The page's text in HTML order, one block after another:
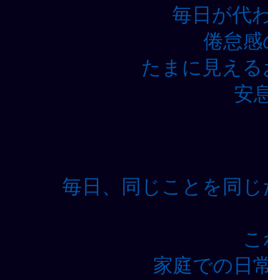
毎日が代
倦怠
たまに見え
安
毎日、同じことを同
家庭での日